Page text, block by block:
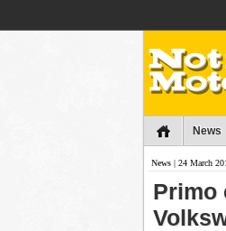
News
News | 24 March
Primo